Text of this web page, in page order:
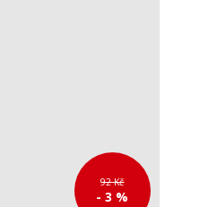
92 Kč
- 3 %